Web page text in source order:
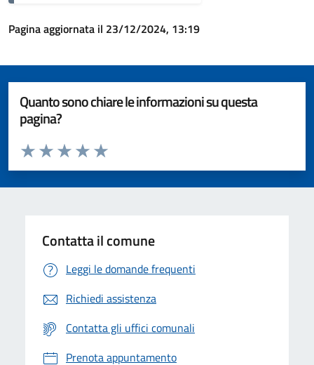
Pagina aggiornata il 23/12/2024, 13:19
Quanto sono chiare le informazioni su questa
pagina?
Valuta da 1 a 5 stelle la pagina
Valuta 5 stelle su 5
Valuta 4 stelle su 5
Valuta 3 stelle su 5
Valuta 2 stelle su 5
Valuta 1 stelle su 5
Contatta il comune
Leggi le domande frequenti
Richiedi assistenza
Contatta gli uffici comunali
Prenota appuntamento